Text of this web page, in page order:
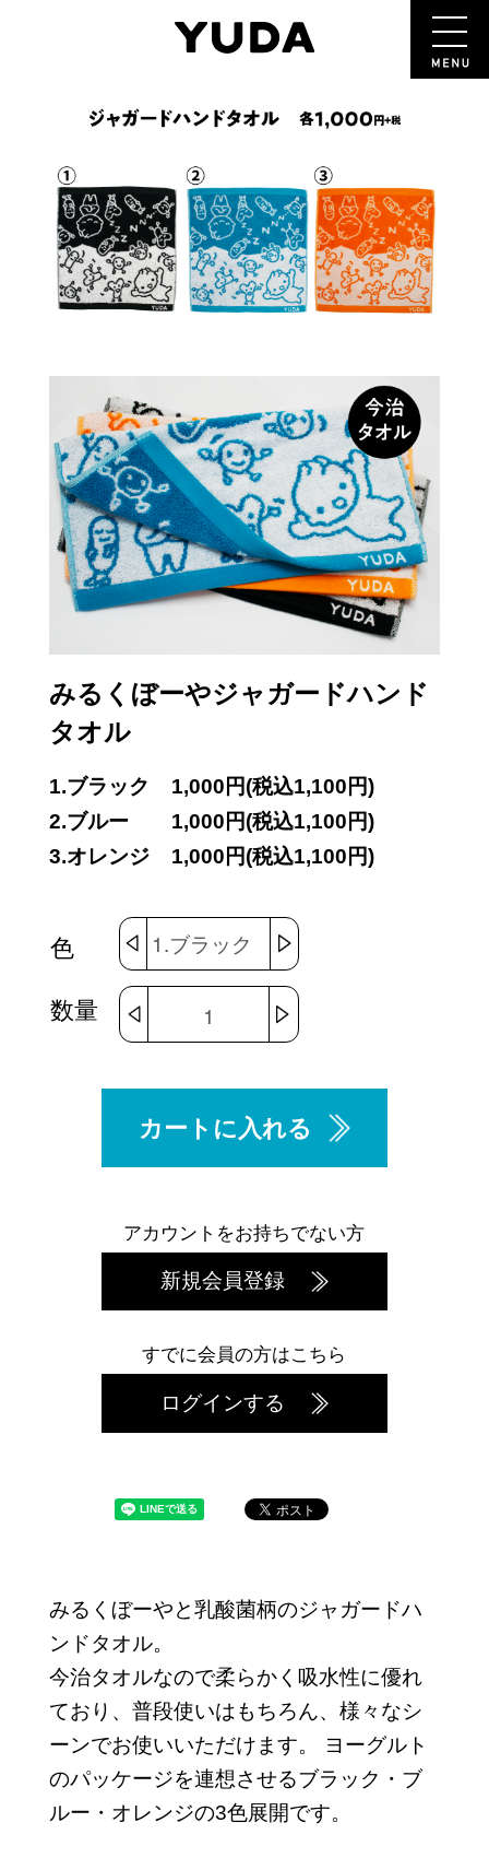
みるくぼーやジャガードハンド
タオル
1.ブラック
1,000円(税込1,100円)
2.ブルー
1,000円(税込1,100円)
3.オレンジ
1,000円(税込1,100円)
色
数量
カートに入れる
アカウントをお持ちでない方
新規会員登録
すでに会員の方はこちら
ログインする
みるくぼーやと乳酸菌柄のジャガードハ
ンドタオル。
今治タオルなので柔らかく吸水性に優れ
ており、普段使いはもちろん、様々なシ
ーンでお使いいただけます。 ヨーグルト
のパッケージを連想させるブラック・ブ
ルー・オレンジの3色展開です。